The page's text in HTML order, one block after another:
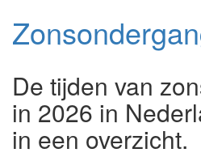
De tijden van
in 2026 in
in een overzicht.